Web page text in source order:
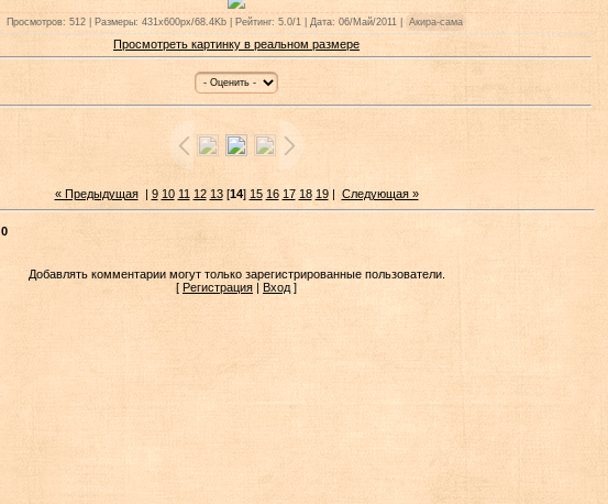
Просмотров: 512 | Размеры: 431x600px/68.4Kb | Рейтинг: 5.0/1 | Дата: 06/Май/2011 | Акира-сама
Просмотреть картинку в реальном размере
« Предыдущая| 9 10 11 12 13[14] 15 16 17 18 19| Следующая »
0
Добавлять комментарии могут только зарегистрированные пользователи.
[ Регистрация Вход ]